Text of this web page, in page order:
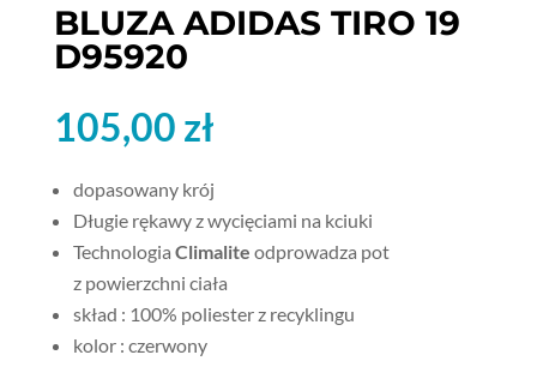
BLUZA ADIDAS TIRO 19
D95920
105,00 zł
dopasowany krój
Długie rękawy z wycięciami na kciuki
Technologia Climalite odprowadza pot
z powierzchni ciała
skład : 100% poliester z recyklingu
kolor : czerwony